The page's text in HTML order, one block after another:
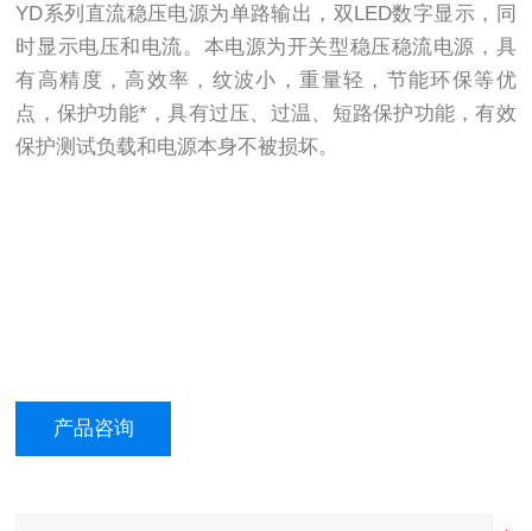
YD系列直流稳压电源为单路输出，双LED数字显示，同
时显示电压和电流。本电源为开关型稳压稳流电源，具
有高精度，高效率，纹波小，重量轻，节能环保等优
点，保护功能*，具有过压、过温、短路保护功能，有效
保护测试负载和电源本身不被损坏。
产品咨询